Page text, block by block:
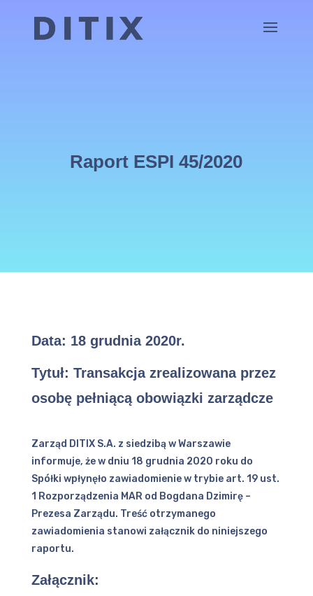
Raport ESPI 45/2020
Data: 18 grudnia 2020r.
Tytuł: Transakcja zrealizowana przez
osobę pełniącą obowiązki zarządcze
Zarząd DITIX S.A. z siedzibą w Warszawie
informuje, że w dniu 18 grudnia 2020 roku do
Spółki wpłynęło zawiadomienie w trybie art. 19 ust.
1 Rozporządzenia MAR od Bogdana Dzimirę –
Prezesa Zarządu. Treść otrzymanego
zawiadomienia stanowi załącznik do niniejszego
raportu.
Załącznik: